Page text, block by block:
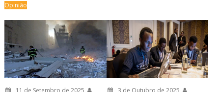
Opinião
11 de Setembro de 2025
3 de Outubro de 2025